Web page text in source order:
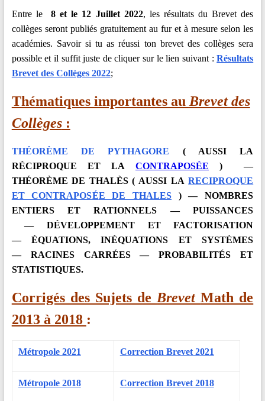
Entre le8 et le 12 Juillet 2022, les résultats du Brevet des
collèges seront publiés gratuitement au fur et à mesure selon les
académies. Savoir si tu as réussi ton brevet des collèges sera
possible et il suffit juste de cliquer sur le lien suivant :Résultats
Brevet des Collèges 2022;
Thématiques importantes au Brevet des
Collèges:
THÉORÈME DE PYTHAGORE
( AUSSI LA
RÉCIPROQUE ET LA CONTRAPOSÉE )
—
THÉORÈME DE THALÈS( AUSSI LARECIPROQUE
ET CONTRAPOSÉE DE THALES ) —NOMBRES
ENTIERS ET RATIONNELS —PUISSANCES
— DÉVELOPPEMENT ET FACTORISATION
—ÉQUATIONS, INÉQUATIONS ET SYSTÈMES
— RACINES CARRÉES — PROBABILITÉS ET
STATISTIQUES.
Corrigés des Sujets de BrevetMath de
2013 à 2018 :
Métropole 2021 Correction Brevet 2021
Métropole 2018 Correction Brevet 2018